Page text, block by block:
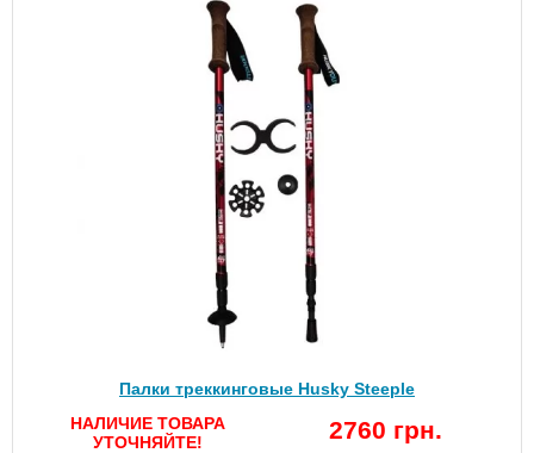
Палки треккинговые Husky Steeple
НАЛИЧИЕ ТОВАРА
УТОЧНЯЙТЕ!
2760 грн.